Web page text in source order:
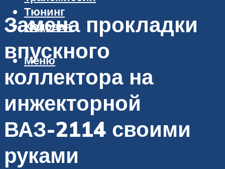
Тюнинг
Ходовая
Меню
Замена прокладки
впускного
коллектора на
инжекторной
ВАЗ-2114 своими
руками